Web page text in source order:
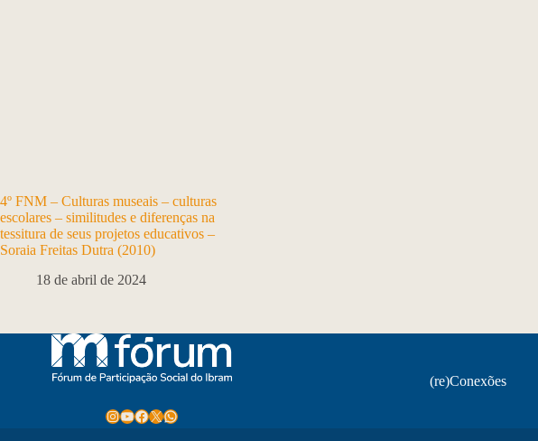
4º FNM – Culturas museais – culturas
escolares – similitudes e diferenças na
tessitura de seus projetos educativos –
Soraia Freitas Dutra (2010)
18 de abril de 2024
Instagram
Youtube
Facebook
X WhatsApp
(re)Conexões